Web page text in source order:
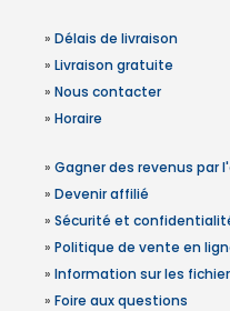
» Délais de livraison
» Livraison gratuite
» Nous contacter
» Horaire
» Gagner des revenus par
» Devenir affilié
» Sécurité et
» Politique de vente en
» Information sur les
» Foire aux questions